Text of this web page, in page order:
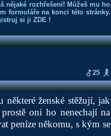
nějaké rozhřešení! Můžeš mu ho
formuláře na konci této stránky.
si ji ZDE!
25
ženské stěžují, jak
oni ho nenechají na
peníze někomu, s kým se